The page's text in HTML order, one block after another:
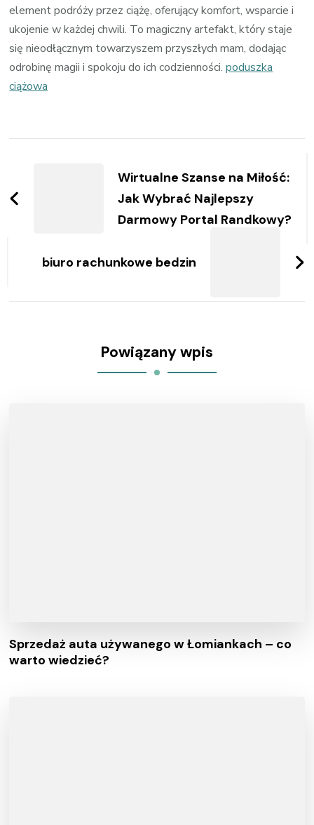
element podróży przez ciążę, oferujący komfort, wsparcie i
ukojenie w każdej chwili. To magiczny artefakt, który staje
się nieodłącznym towarzyszem przyszłych mam, dodając
odrobinę magii i spokoju do ich codzienności.poduszka
ciążowa
Wirtualne Szanse na Miłość:
Jak Wybrać Najlepszy
Darmowy Portal Randkowy?
biuro rachunkowe bedzin
Powiązany wpis
Sprzedaż auta używanego w Łomiankach – co
warto wiedzieć?